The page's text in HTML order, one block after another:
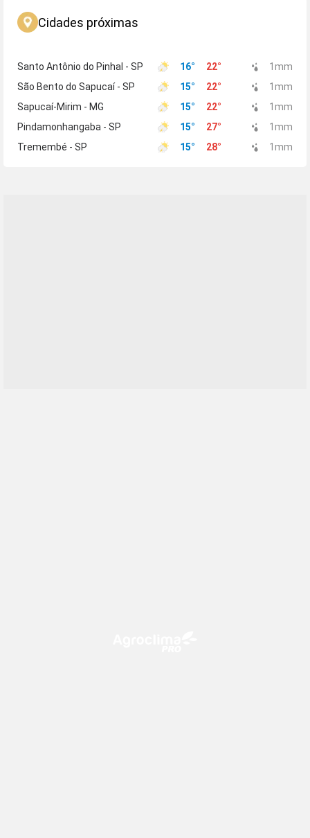
Cidades próximas
Santo Antônio do Pinhal - SP 16° 22° 1 mm
São Bento do Sapucaí - SP
15° 22° 1 mm
Sapucaí-Mirim - MG
15° 22° 1 mm
Pindamonhangaba - SP
15° 27° 1 mm
Tremembé - SP
15° 28° 1 mm